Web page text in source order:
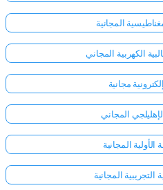
سجّل
الدخول
هنا!
المجانية
الكهربية المجاني
مجانية
المجاني
المجانية
التجريبية المجانية